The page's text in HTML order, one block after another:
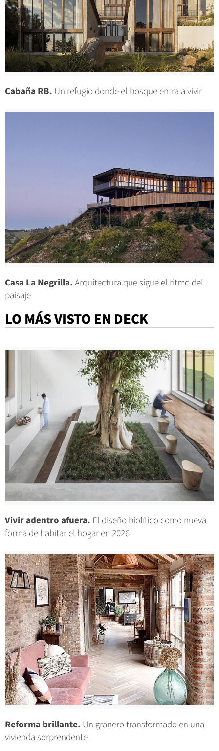
Cabaña RB. Un refugio donde el bosque entra a vivir
Casa La Negrilla.Arquitectura que sigue el ritmo del
paisaje
LO MÁS VISTO EN DECK
Vivir adentro afuera. El diseño biofílico como nueva
forma de habitar el hogar en 2026
Reforma brillante. Un granero transformado en una
vivienda sorprendente